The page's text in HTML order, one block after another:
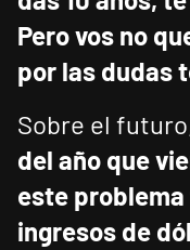
Pero vos no
por las dudas
Sobre el
del año que
este
ingresos de